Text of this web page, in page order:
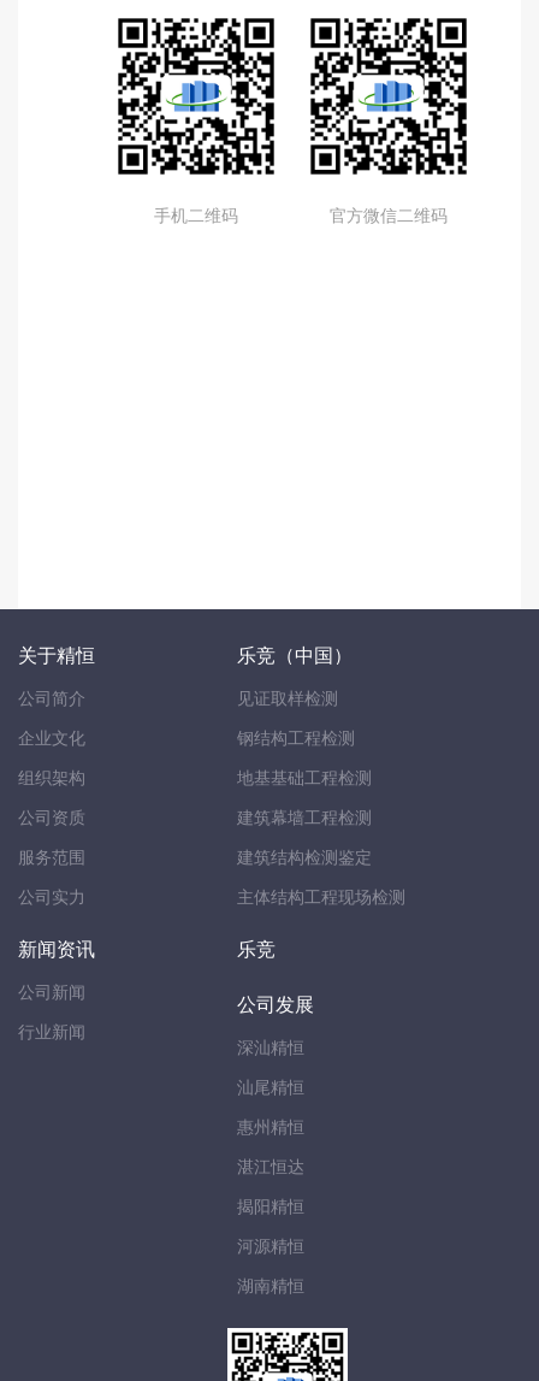
手机二维码 官方微信二维码
关于精恒
公司简介
企业文化
组织架构
公司资质
服务范围
公司实力
乐竞（中国）
见证取样检测
钢结构工程检测
地基基础工程检测
建筑幕墙工程检测
建筑结构检测鉴定
主体结构工程现场检测
新闻资讯
公司新闻
行业新闻
乐竞
公司发展
深汕精恒
汕尾精恒
惠州精恒
湛江恒达
揭阳精恒
河源精恒
湖南精恒